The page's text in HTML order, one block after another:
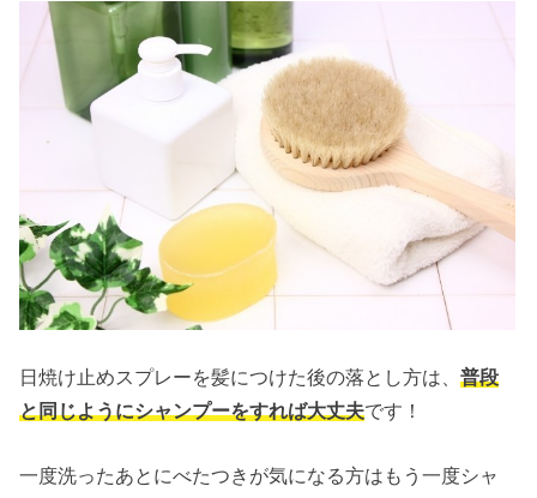
日焼け止めスプレーを髪につけた後の落とし方は、普段
と同じようにシャンプーをすれば大丈夫です！
一度洗ったあとにべたつきが気になる方はもう一度シャ